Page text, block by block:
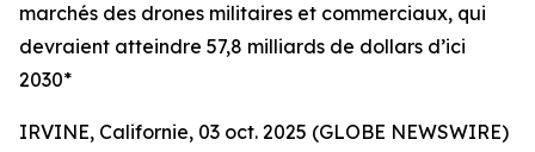
marchés des drones militaires et commerciaux, qui
devraient atteindre 57,8 milliards de dollars d’ici
2030*
IRVINE, Californie, 03 oct. 2025 (GLOBE NEWSWIRE)